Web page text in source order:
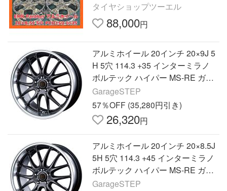
タイヤショップツーエル
88,000円
アルミホイール 20インチ 20×9J 5
H 5穴 114.3 +35 インターミラノ
ボルテック ハイパー MS-RE ガン
メタリムポリッシュ
GarageSTEP
57％OFF (35,280円引き)
26,320円
アルミホイール 20インチ 20×8.5J
5H 5穴 114.3 +45 インターミラノ
ボルテック ハイパー MS-RE ガン
メタリムポリッシュ
GarageSTEP